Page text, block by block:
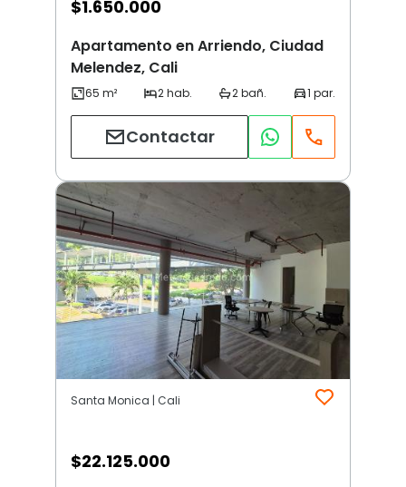
$1.650.000
Apartamento en Arriendo, Ciudad
Melendez, Cali
Contactar
Santa Monica | Cali
$22.125.000